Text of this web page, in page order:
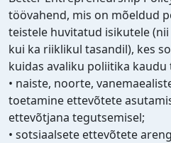
töövahend, mis on mõeldud
teistele huvitatud isikutele
kui ka riiklikul tasandil), kes
kuidas avaliku poliitika
• naiste, noorte,
toetamine ettevõtete
ettevõtjana tegutsemisel;
• sotsiaalsete ettevõtete